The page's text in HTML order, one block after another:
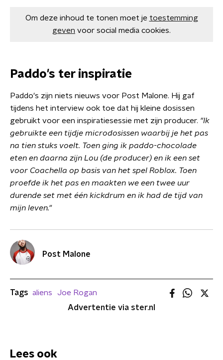
Om deze inhoud te tonen moet je toestemming
geven voor social media cookies.
Paddo's ter inspiratie
Paddo's zijn niets nieuws voor Post Malone. Hij gaf
tijdens het interview ook toe dat hij kleine dosissen
gebruikt voor een inspiratiesessie met zijn producer. "Ik
gebruikte een tijdje microdosissen waarbij je het pas
na tien stuks voelt. Toen ging ik paddo-chocolade
eten en daarna zijn Lou (de producer) en ik een set
voor Coachella op basis van het spel Roblox. Toen
proefde ik het pas en maakten we een twee uur
durende set met één kickdrum en ik had de tijd van
mijn leven."
Post Malone
Tags aliens
Joe Rogan
Advertentie via ster.nl
Lees ook